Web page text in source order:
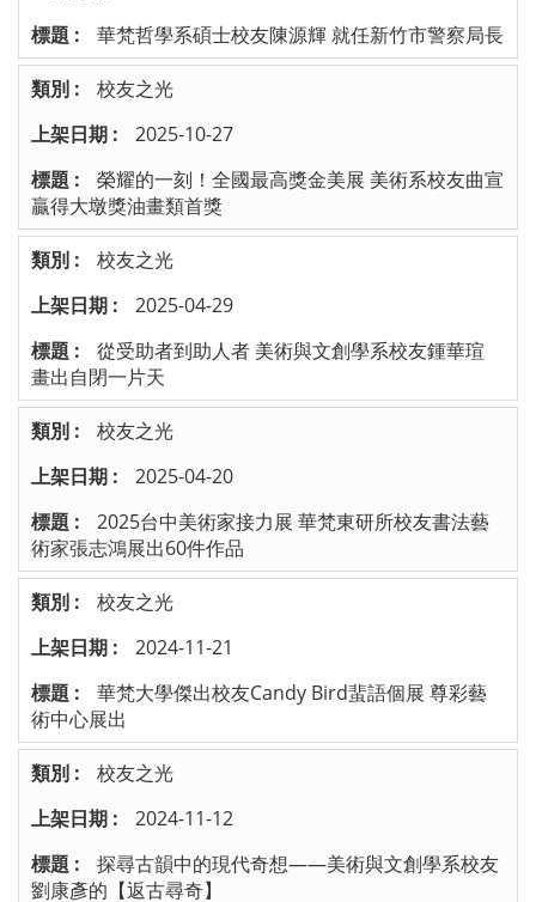
華梵哲學系碩士校友陳源輝 就任新竹市警察局長
校友之光
2025-10-27
榮耀的一刻！全國最高獎金美展 美術系校友曲宣
贏得大墩獎油畫類首獎
校友之光
2025-04-29
從受助者到助人者 美術與文創學系校友鍾華瑄
畫出自閉一片天
校友之光
2025-04-20
2025台中美術家接力展 華梵東研所校友書法藝
術家張志鴻展出60件作品
校友之光
2024-11-21
華梵大學傑出校友Candy Bird蜚語個展 尊彩藝
術中心展出
校友之光
2024-11-12
探尋古韻中的現代奇想——美術與文創學系校友
劉康彥的【返古尋奇】